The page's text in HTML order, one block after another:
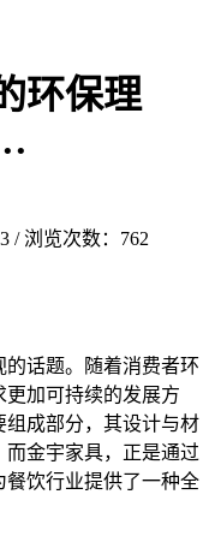
环保理
/ 浏览次数： 762
话题。随着消费者环
加可持续的发展方
成部分，其设计与材
金宇家具，正是通过
饮行业提供了一种全